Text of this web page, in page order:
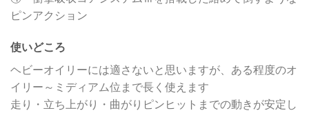
ピンアクション
使いどころ
ヘビーオイリーには適さないと思いますが、ある程度のオ
イリー～ミディアム位まで長く使えます
走り・立ち上がり・曲がりピンヒットまでの動きが安定し